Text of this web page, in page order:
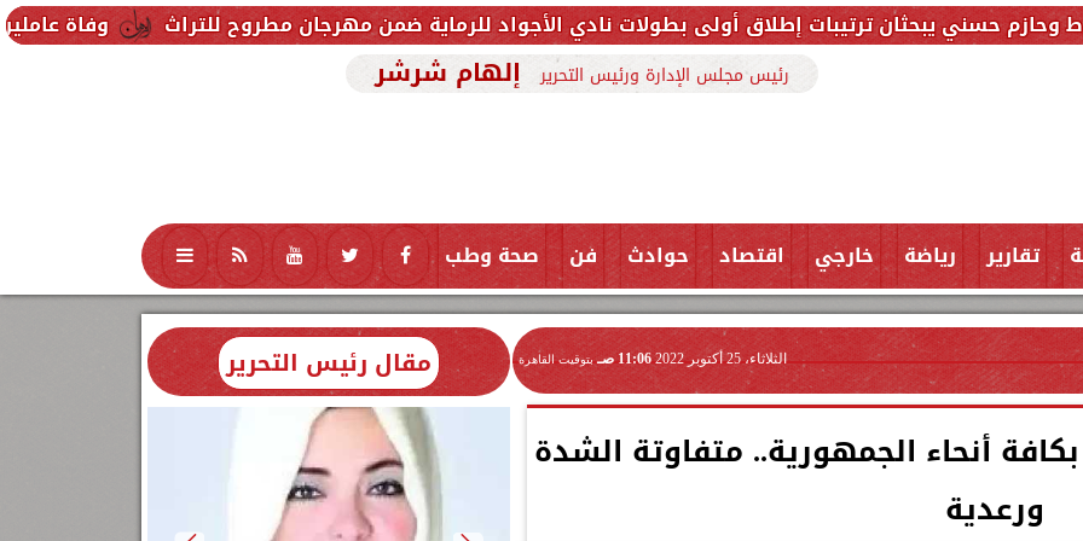
وفاة عاملين متأثرين ترتيبات إطلاق أولى بطولات نادي الأجواد للرماية ضمن مهرجان مطروح للتراث
رئيس مجلس الإدارة ورئيس التحرير إلهام شرشر
تقارير رياضة خارجي اقتصاد حوادث فن صحة وطب تكنولوجيا منوعات محافظات
الثلاثاء، 25 أكتوبر 2022 11:06 صـ بتوقيت القاهرة
أنحاء الجمهورية.. متفاوتة الشدة
ورعدية
مقال رئيس التحرير